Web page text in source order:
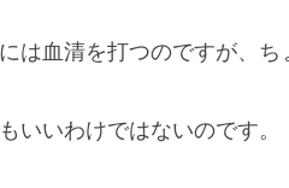
は血清を打つのですが、
いいわけではないのです。